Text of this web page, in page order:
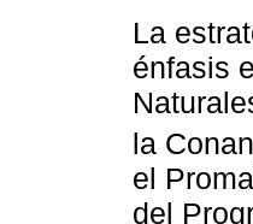
La
énfasis
la
el
del